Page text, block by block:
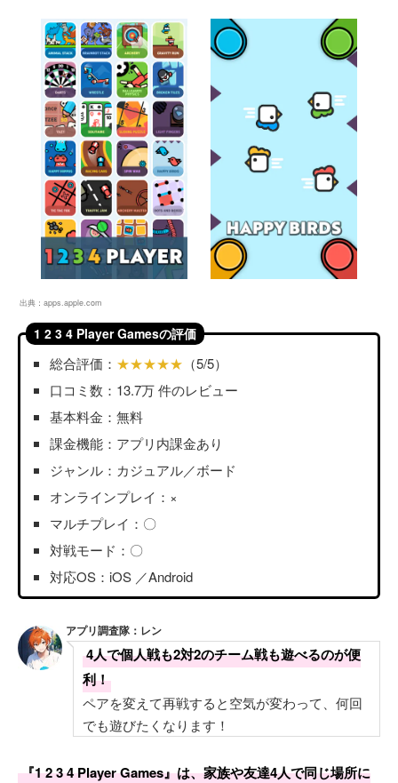
出典： apps.apple.com
1 2 3 4 Player Gamesの評価
総合評価： ★★★★★ （5/5）
口コミ数：13.7万 件のレビュー
基本料金：無料
課金機能：アプリ内課金あり
ジャンル：カジュアル／ボード
オンラインプレイ：×
マルチプレイ：〇
対戦モード：〇
対応OS：iOS ／Android
アプリ調査隊：レン
4人で個人戦も2対2のチーム戦も遊べるのが便
利！
ペアを変えて再戦すると空気が変わって、何回
でも遊びたくなります！
『1 2 3 4 Player Games』は、家族や友達4人で同じ場所に